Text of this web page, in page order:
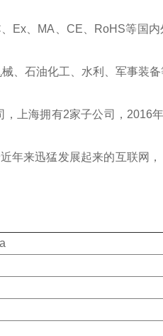
Ex、MA、CE、RoHS等国
、石油化工、水利、军事装
上海拥有2家子公司，2016
年来迅猛发展起来的互联网